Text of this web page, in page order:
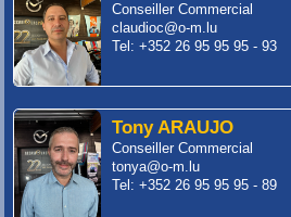
Conseiller Commercial
claudioc@o-m.lu
Tel: +352 26 95 95 95 - 93
Tony ARAUJO
Conseiller Commercial
tonya@o-m.lu
Tel: +352 26 95 95 95 - 89